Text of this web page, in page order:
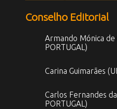
Conselho Editorial
Armando Mónica de
PORTUGAL)
Carina Guimarães
Carlos Fernandes
PORTUGAL)